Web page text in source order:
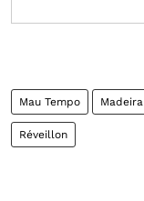
Mau Tempo Madeira
Réveillon